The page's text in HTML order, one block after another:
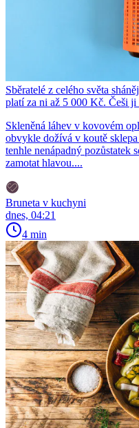
Sběratelé z celého světa
platí za ni až 5 000 Kč. Češi
Skleněná láhev v kovovém
obvykle dožívá v koutě
tenhle nenápadný pozůstatek
zamotat hlavou....
Bruneta v kuchyni
dnes, 04:21
4 min